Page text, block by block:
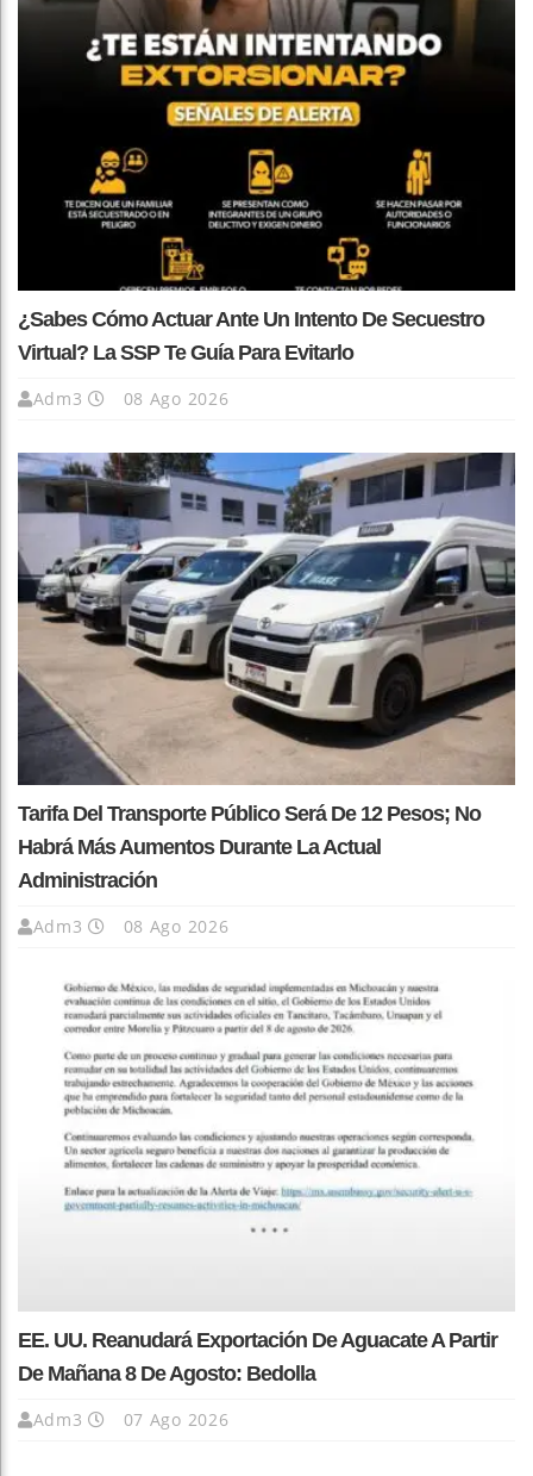
¿Sabes Cómo Actuar Ante Un Intento De Secuestro
Virtual? La SSP Te Guía Para Evitarlo
Adm3 08 Ago 2026
Tarifa Del Transporte Público Será De 12 Pesos; No
Habrá Más Aumentos Durante La Actual
Administración
Adm3 08 Ago 2026
EE. UU. Reanudará Exportación De Aguacate A Partir
De Mañana 8 De Agosto: Bedolla
Adm3 07 Ago 2026